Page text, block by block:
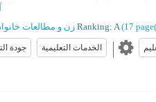
زن و مطالعات Ranking: A (‎17
جودة الخدمات التعليمية